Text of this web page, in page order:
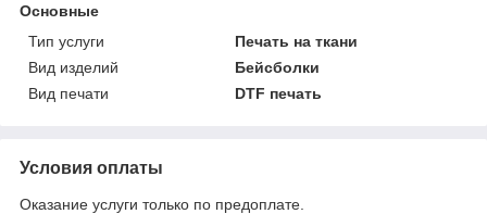
Основные
Тип услуги
Печать на ткани
Вид изделий
Бейсболки
Вид печати
DTF печать
Условия оплаты
Оказание услуги только по предоплате.